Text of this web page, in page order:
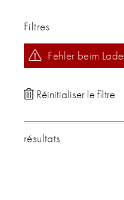
Filtres
Fehler beim
résultats